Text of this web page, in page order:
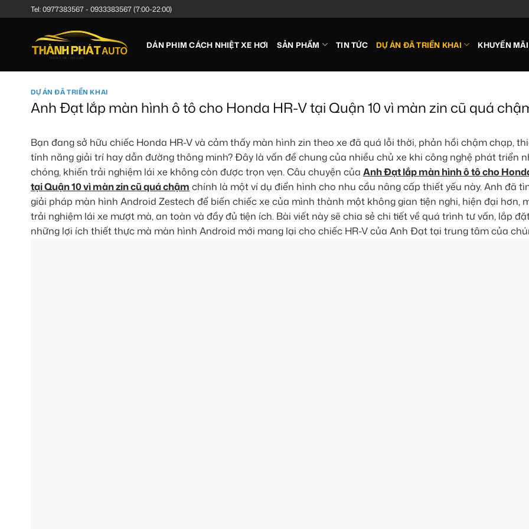
qua
Tel:0977383567- 0933383567(7:00-22:00)
DÁN PHIM CÁCH NHIỆT XE HƠI SẢN PHẨM TIN TỨC DỰ ÁN ĐÃ TRIỂN KHAI KHUYẾN MÃI
DỰ ÁN ĐÃ TRIỂN KHAI
Anh Đạt lắp màn hình ô tô cho Honda HR-V tại Quận 10 vì màn zin cũ quá
Bạn đang sở hữu chiếc Honda HR-V và cảm thấy màn hình zin theo xe đã quá lỗi thời, phản hồi chậm chạp,
tính năng giải trí hay dẫn đường thông minh? Đây là vấn đề chung của nhiều chủ xe khi công nghệ phát triển
chóng, khiến trải nghiệm lái xe không còn được trọn vẹn. Câu chuyện của Anh Đạt lắp màn hình ô tô cho
tại Quận 10 vì màn zin cũ quá chậm chính là một ví dụ điển hình cho nhu cầu nâng cấp thiết yếu này. Anh đã
giải pháp màn hình Android Zestech để biến chiếc xe của mình thành một không gian tiện nghi, hiện đại hơn,
trải nghiệm lái xe mượt mà, an toàn và đầy đủ tiện ích. Bài viết này sẽ chia sẻ chi tiết về quá trình tư vấn, lắp
những lợi ích thiết thực mà màn hình Android mới mang lại cho chiếc HR-V của Anh Đạt tại trung tâm của